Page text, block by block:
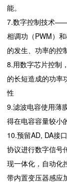
能。
7.数字控制技术
相调功（PWM）
的发生、功率的控
8.用数字芯片控制
的长短造成的功率
性
9.滤波电容使用薄
得在电容容量较小
10.预留AD, DA接
协议进行数字信号
现一体化，自动化
带内置变压器感应